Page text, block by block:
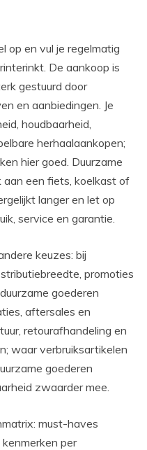
op en vul je regelmatig
De aankoop is
gestuurd door
en aanbiedingen. Je
houdbaarheid,
herhaalaankopen;
hier goed. Duurzame
aan een fiets, koelkast of
langer en let op
service en garantie.
keuzes: bij
promoties
goederen
aftersales en
retourafhandeling en
waar verbruiksartikelen
goederen
zwaarder mee.
must-haves
per